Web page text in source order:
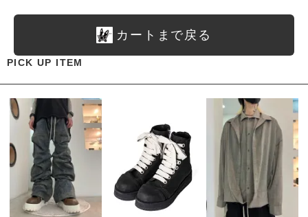
カートまで戻る
PICK UP ITEM